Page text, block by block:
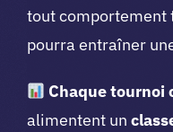
tout comportement
pourra entraîner
Chaque tournoi
alimentent un